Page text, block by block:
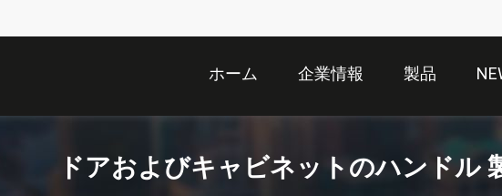
ホーム 企業情報 製品
ドアおよびキャビネットのハンドル